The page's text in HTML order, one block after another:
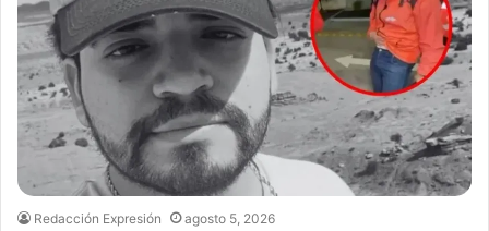
Redacción Expresión agosto 5, 2026